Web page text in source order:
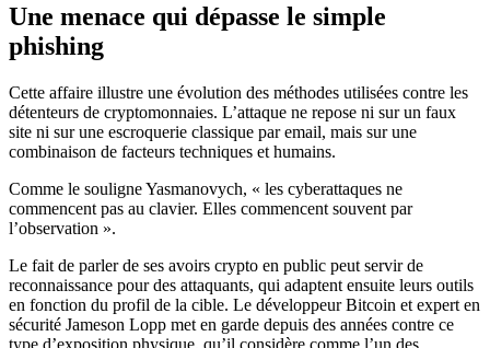
Une menace qui dépasse le simple
phishing
Cette affaire illustre une évolution des méthodes utilisées contre les
détenteurs de cryptomonnaies. L’attaque ne repose ni sur un faux
site ni sur une escroquerie classique par email, mais sur une
combinaison de facteurs techniques et humains.
Comme le souligne Yasmanovych, « les cyberattaques ne
commencent pas au clavier. Elles commencent souvent par
l’observation ».
Le fait de parler de ses avoirs crypto en public peut servir de
reconnaissance pour des attaquants, qui adaptent ensuite leurs outils
en fonction du profil de la cible. Le développeur Bitcoin et expert en
sécurité Jameson Lopp met en garde depuis des années contre ce
type d’exposition physique, qu’il considère comme l’un des